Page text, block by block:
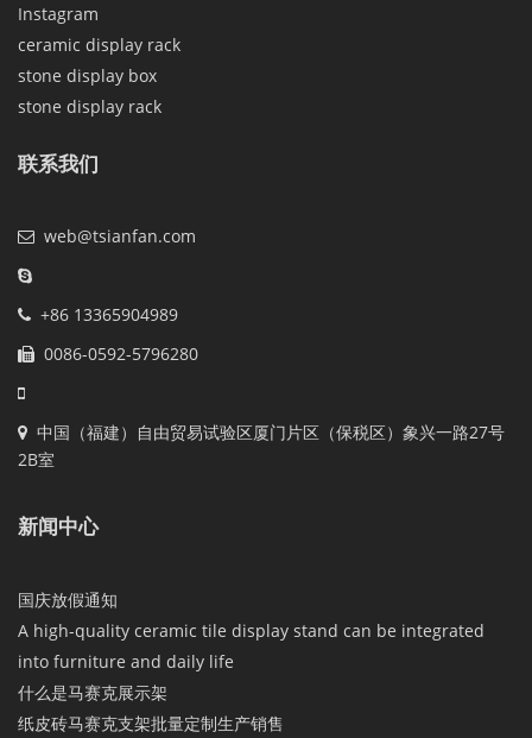
Instagram
ceramic display rack
stone display box
stone display rack
联系我们
web@tsianfan.com
+86 13365904989
0086-0592-5796280
中国（福建）自由贸易试验区厦门片区（保税区）象兴一路27号
2B室
新闻中心
国庆放假通知
A high-quality ceramic tile display stand can be integrated
into furniture and daily life
什么是马赛克展示架
纸皮砖马赛克支架批量定制生产销售